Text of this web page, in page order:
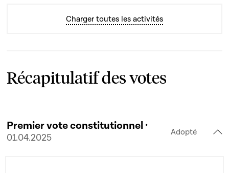
Charger toutes les activités
Récapitulatif des votes
Premier vote constitutionnel ·
01.04.2025
Adopté